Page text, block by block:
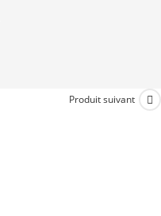
Produit suivant